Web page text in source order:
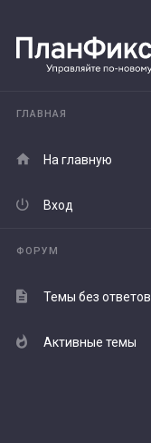
ГЛАВНАЯ
На главную
Вход
ФОРУМ
Темы без ответов
Активные темы